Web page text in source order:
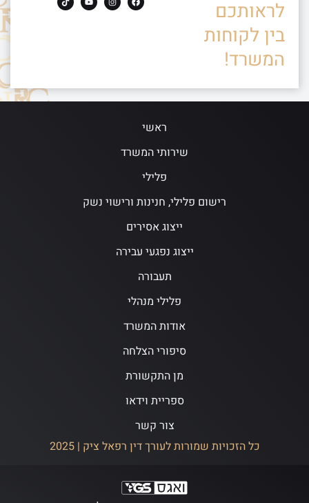
לראותכם
בין לקוחות
המשרד!
ראשי
שירותי המשרד
פלילי
רישום פלילי, חנינות ורישוי נשק
ייצוג אסירים
ייצוג נפגעי עבירה
תעבורה
פלילי מנהלי
אודות המשרד
סיפורי הצלחה
מן התקשורת
ספריית וידאו
צור קשר
כל הזכויות שמורות לעורך דין רפאל ציק | 2025